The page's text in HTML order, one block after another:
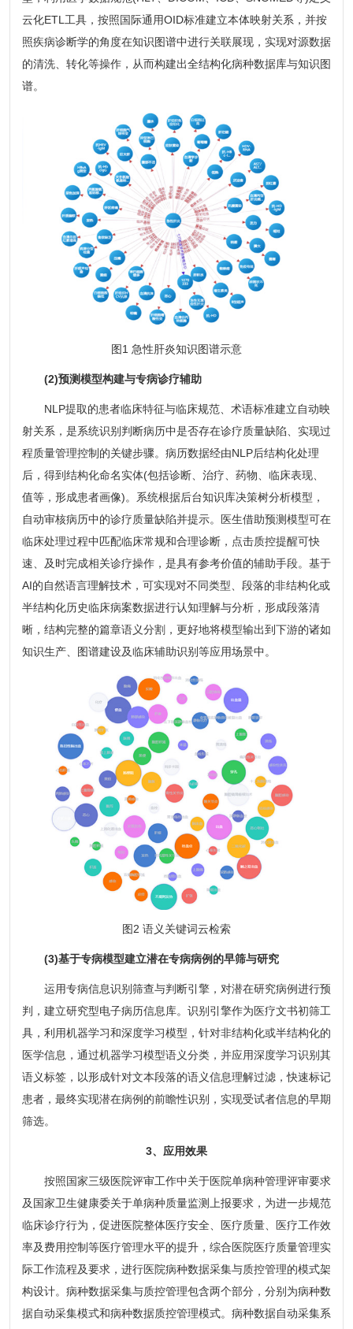
云化ETL工具，按照国际通用OID标准建立本体映射关系，并按
照疾病诊断学的角度在知识图谱中进行关联展现，实现对源数据
的清洗、转化等操作，从而构建出全结构化病种数据库与知识图
谱。
图1 急性肝炎知识图谱示意
(2)预测模型构建与专病诊疗辅助
NLP提取的患者临床特征与临床规范、术语标准建立自动映
射关系，是系统识别判断病历中是否存在诊疗质量缺陷、实现过
程质量管理控制的关键步骤。病历数据经由NLP后结构化处理
后，得到结构化命名实体(包括诊断、治疗、药物、临床表现、
值等，形成患者画像)。系统根据后台知识库决策树分析模型，
自动审核病历中的诊疗质量缺陷并提示。医生借助预测模型可在
临床处理过程中匹配临床常规和合理诊断，点击质控提醒可快
速、及时完成相关诊疗操作，是具有参考价值的辅助手段。基于
AI的自然语言理解技术，可实现对不同类型、段落的非结构化或
半结构化历史临床病案数据进行认知理解与分析，形成段落清
晰，结构完整的篇章语义分割，更好地将模型输出到下游的诸如
知识生产、图谱建设及临床辅助识别等应用场景中。
图2 语义关键词云检索
(3)基于专病模型建立潜在专病病例的早筛与研究
运用专病信息识别筛查与判断引擎，对潜在研究病例进行预
判，建立研究型电子病历信息库。识别引擎作为医疗文书初筛工
具，利用机器学习和深度学习模型，针对非结构化或半结构化的
医学信息，通过机器学习模型语义分类，并应用深度学习识别其
语义标签，以形成针对文本段落的语义信息理解过滤，快速标记
患者，最终实现潜在病例的前瞻性识别，实现受试者信息的早期
筛选。
3、应用效果
按照国家三级医院评审工作中关于医院单病种管理评审要求
及国家卫生健康委关于单病种质量监测上报要求，为进一步规范
临床诊疗行为，促进医院整体医疗安全、医疗质量、医疗工作效
率及费用控制等医疗管理水平的提升，综合医院医疗质量管理实
际工作流程及要求，进行医院病种数据采集与质控管理的模式架
构设计。病种数据采集与质控管理包含两个部分，分别为病种数
据自动采集模式和病种数据质控管理模式。病种数据自动采集系